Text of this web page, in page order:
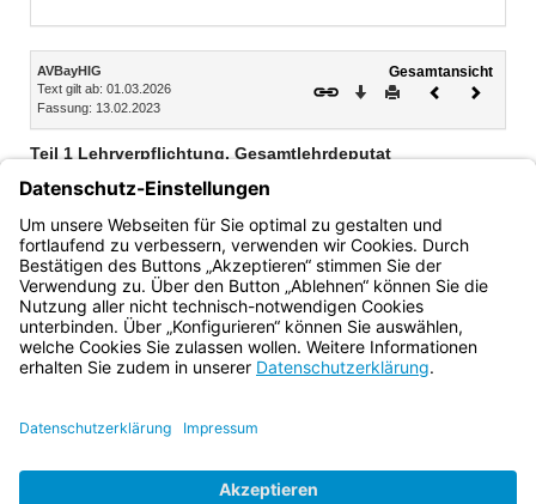
Inhalt
AVBayHIG
Text gilt ab: 01.03.2026
Fassung: 13.02.2023
Gesamtansicht
Download
DruckenVorheriges
Teil 1 Lehrverpflichtung, Gesamtlehrdeputat
Kapitel 1 Allgemeine Vorschriften (§§ 1–2)
Kapitel 2 Umfang der Regellehrverpflichtung (§§ 3–8)
Kapitel 3 Erfüllung der Lehrverpflichtung (§§ 9–10)
Bayern.de
BayernPortal
Impressum